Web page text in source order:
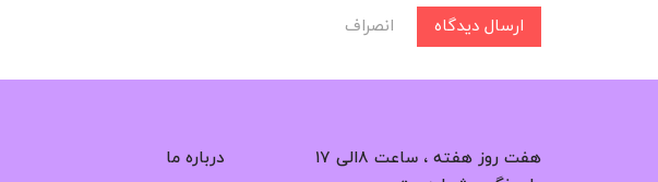
ارسال دیدگاه انصراف
هفت روز هفته ، ساعت ۸الی ۱۷
درباره ما